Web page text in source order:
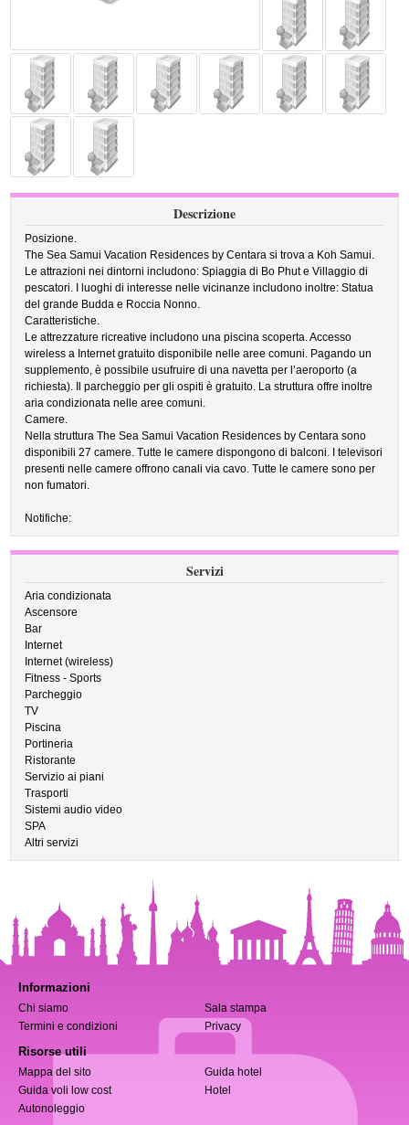
Descrizione
Posizione.
The Sea Samui Vacation Residences by Centara si trova a Koh Samui.
Le attrazioni nei dintorni includono: Spiaggia di Bo Phut e Villaggio di
pescatori. I luoghi di interesse nelle vicinanze includono inoltre: Statua
del grande Budda e Roccia Nonno.
Caratteristiche.
Le attrezzature ricreative includono una piscina scoperta. Accesso
wireless a Internet gratuito disponibile nelle aree comuni. Pagando un
supplemento, è possibile usufruire di una navetta per l’aeroporto (a
richiesta). Il parcheggio per gli ospiti è gratuito. La struttura offre inoltre
aria condizionata nelle aree comuni.
Camere.
Nella struttura The Sea Samui Vacation Residences by Centara sono
disponibili 27 camere. Tutte le camere dispongono di balconi. I televisori
presenti nelle camere offrono canali via cavo. Tutte le camere sono per
non fumatori.
Notifiche:
Servizi
Aria condizionata
Ascensore
Bar
Internet
Internet (wireless)
Fitness - Sports
Parcheggio
TV
Piscina
Portineria
Ristorante
Servizio ai piani
Trasporti
Sistemi audio video
SPA
Altri servizi
Informazioni
Chi siamo
Sala stampa
Termini e condizioni
Privacy
Risorse utili
Mappa del sito
Guida hotel
Guida voli low cost
Hotel
Autonoleggio